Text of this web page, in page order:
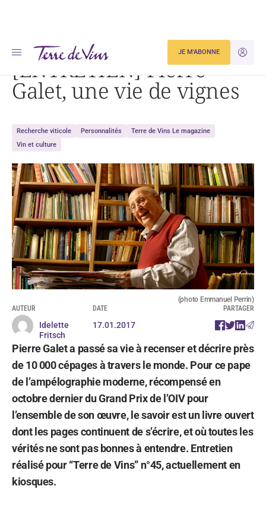
JE
JE M'ABONNE
Accueil [ENTRETIEN] Pierre Galet, une vie de vignes
[ENTRETIEN] Pierre
Galet, une vie de vignes
Recherche viticole Personnalités
Terre de Vins Le magazine
Vin et culture
(photo Emmanuel Perrin)
AUTEUR
Idelette
Fritsch
DATE
17.01.2017
PARTAGER
Pierre Galet a passé sa vie à recenser et décrire près
de 10 000 cépages à travers le monde. Pour ce pape
de l’ampélographie moderne, récompensé en
octobre dernier du Grand Prix de l’OIV pour
l’ensemble de son œuvre, le savoir est un livre ouvert
dont les pages continuent de s’écrire, et où toutes les
vérités ne sont pas bonnes à entendre. Entretien
réalisé pour “Terre de Vins” n°45, actuellement en
kiosques.